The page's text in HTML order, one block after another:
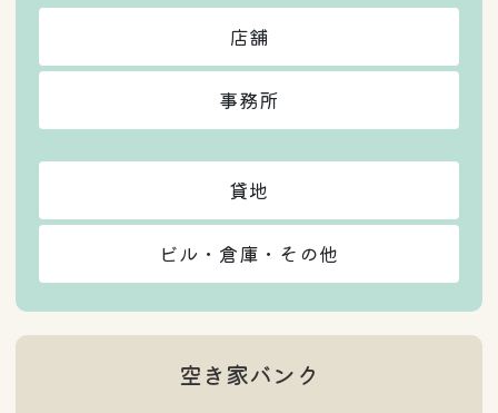
店舗
事務所
貸地
ビル・倉庫・その他
空き家バンク